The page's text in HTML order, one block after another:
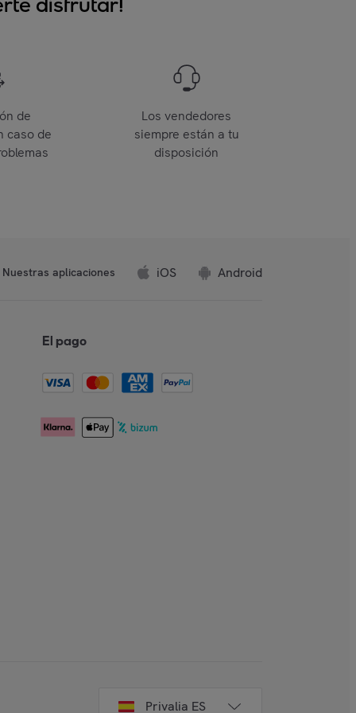
de
caso de
Los vendedores
siempre están a tu
disposición
Nuestras aplicaciones iOS Android
El pago
Privalia ES